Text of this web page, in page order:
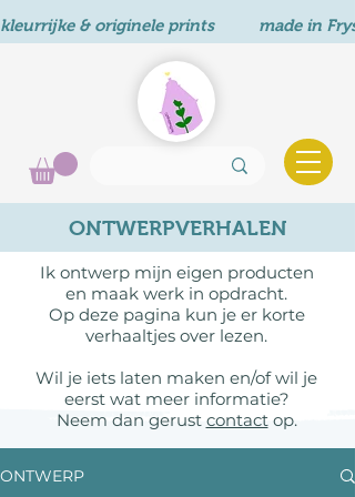
kleurrijke & originele prints          made in
ONTWERPVERHALEN
Ik ontwerp mijn eigen producten
en maak werk in opdracht.
Op deze pagina kun je er korte
verhaaltjes over lezen.
Wil je iets laten maken en/of wil je
eerst wat meer informatie?
Neem dan gerust contactop.
ONTWERP